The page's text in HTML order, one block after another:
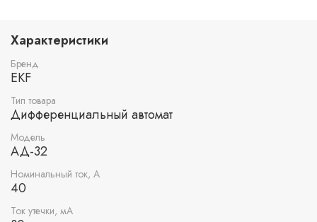
Характеристики
Бренд
EKF
Тип товара
Дифференциальный автомат
Модель
АД-32
Номинальный ток, А
40
Ток утечки, мА